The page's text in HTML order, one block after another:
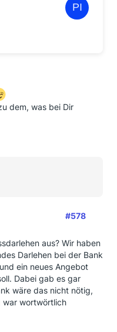
dem, was bei Dir
#578
aus? Wir haben
Darlehen bei der Bank
ein neues Angebot
Dabei gab es gar
wäre das nicht nötig,
war wortwörtlich